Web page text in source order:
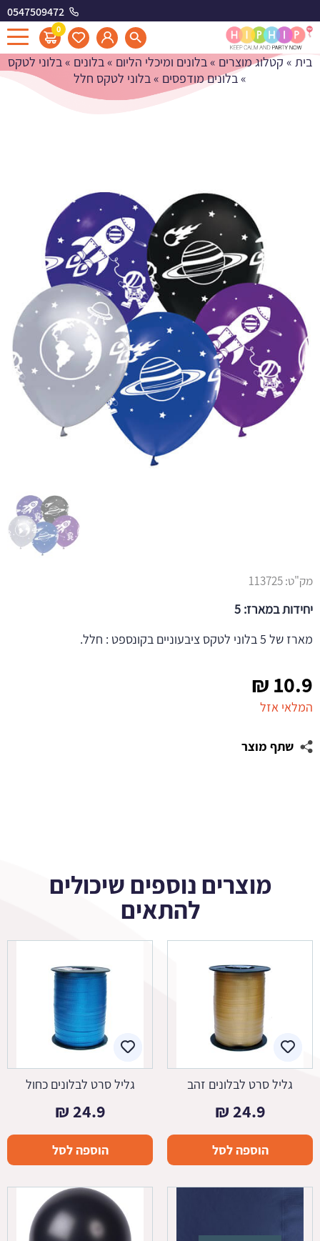
0547509472
0בלוני לטקס חלל
בית » קטלוג מוצרים »בלונים ומיכלי הליום »בלונים »בלוני לטקס
»בלונים מודפסים »בלוני לטקס חלל
10.9
₪
המלאי אזל
שתף מוצר
מק"ט:113725
יחידות במארז: 5
מארז של 5 בלוני לטקס ציבעוניים בקונספט : חלל.
מוצרים נוספים שיכולים
להתאים
גליל סרט לבלונים זהב
24.9
₪
הוספה לסל
גליל סרט לבלונים כחול
24.9
₪
הוספה לסל